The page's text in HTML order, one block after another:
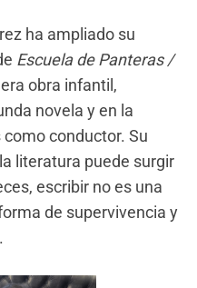
ha ampliado su
Escuela de Panteras /
obra infantil,
novela y en la
conductor. Su
literatura puede surgir
escribir no es una
de supervivencia y